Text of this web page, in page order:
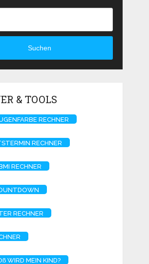
Suchen
& TOOLS
RECHNER
RECHNER
RECHNER
RECHNER
WIRD MEIN KIND?